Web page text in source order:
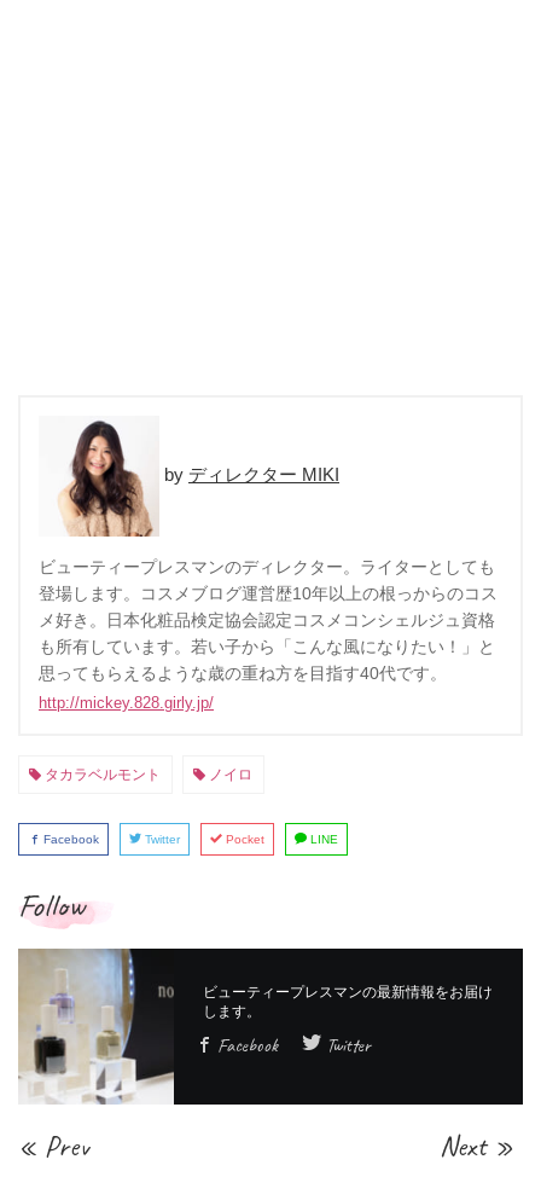
ディレクター MIKI
ビューティープレスマンのディレクター。ライターとしても
登場します。コスメブログ運営歴10年以上の根っからのコス
メ好き。日本化粧品検定協会認定コスメコンシェルジュ資格
も所有しています。若い子から「こんな風になりたい！」と
思ってもらえるような歳の重ね方を目指す40代です。
http://mickey.828.girly.jp/
タカラベルモント ノイロ
Facebook Twitter Pocket LINE
Follow
Facebook Twitter
« Prev Next »